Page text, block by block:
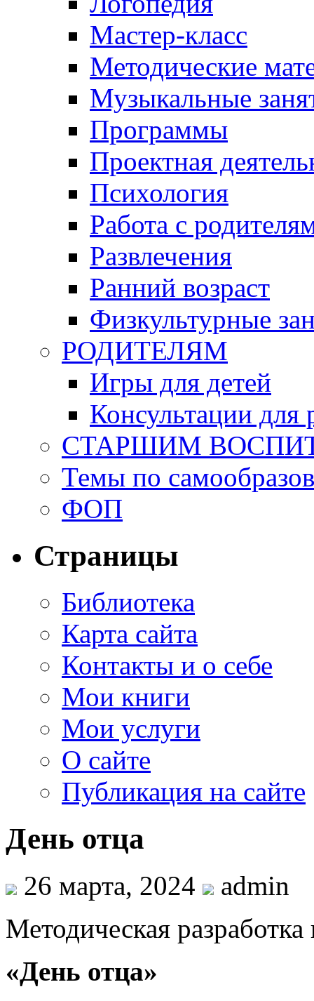
Мастер-класс
Методические
Музыкальные
Программы
Проектная
Психология
Работа с
Развлечения
Ранний возраст
Физкультурные
РОДИТЕЛЯМ
Игры для детей
Консультации для
СТАРШИМ
Темы по
ФОП
Страницы
Библиотека
Карта сайта
Контакты и о себе
Мои книги
Мои услуги
О сайте
Публикация на сайте
День отца
26 марта, 2024
admin
Методическая
«День отца»